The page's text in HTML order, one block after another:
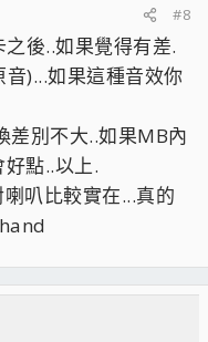
#8
後..如果覺得有差.
)...如果這種音效你
差別不大..如果MB內
點..以上.
叭比較實在...真的